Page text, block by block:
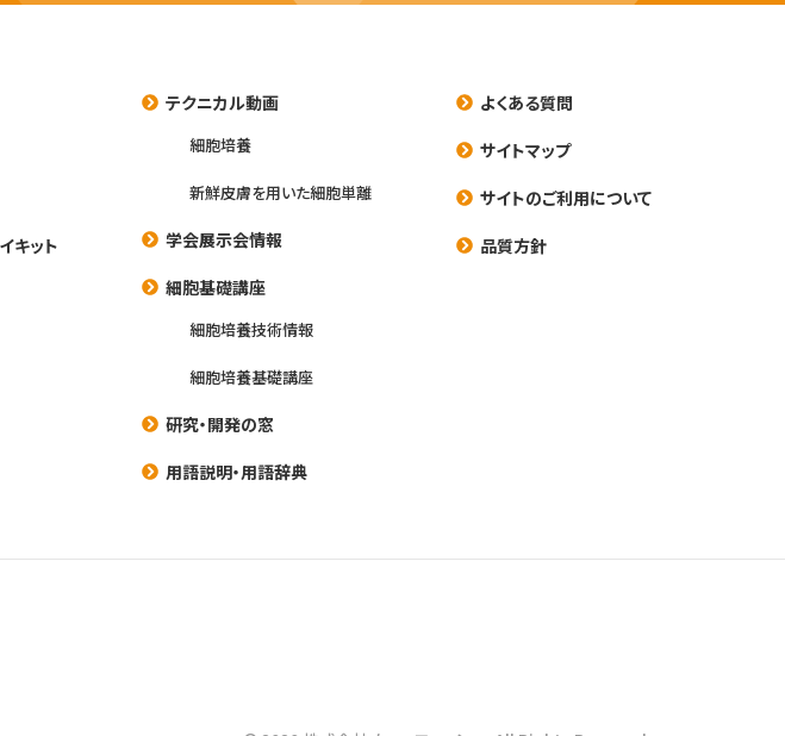
キット
テクニカル動画
細胞培養
新鮮皮膚を用いた細胞単離
学会展示会情報
細胞基礎講座
細胞培養技術情報
細胞培養基礎講座
研究・開発の窓
用語説明・用語辞典
よくある質問
サイトマップ
サイトのご利用について
品質方針